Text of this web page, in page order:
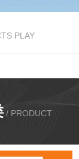
PLAY
/ PRODUCT